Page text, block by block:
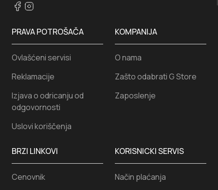
KORISNICKI SERVIS
Način plaćanja
PRAVA POTROŠAČA
Ovlašćeni servisi
Reklamacije
Izjava o odricanju od
odgovornosti
Uslovi koriščenja
KOMPANIJA
O nama
Zašto odabrati G Store
Zaposlenje
BRZI LINKOVI
Cenovnik